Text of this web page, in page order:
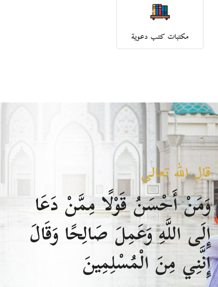
مكتبات كتب دعوية
قال الله تعالى
وَمَنْ أَحْسَنُ قَوْلًا مِمَّنْ دَعَا
إِلَى اللَّهِ وَعَمِلَ صَالِحًا وَقَالَ
إِنَّنِي مِنَ الْمُسْلِمِينَ